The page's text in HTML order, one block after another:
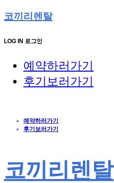
코끼리렌탈
LOG IN 로그인
예약하러가기
후기보러가기
예약하러가기
후기보러가기
코끼리렌탈